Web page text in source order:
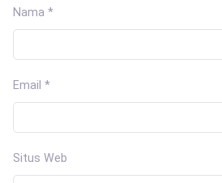
Nama *
Email *
Situs Web